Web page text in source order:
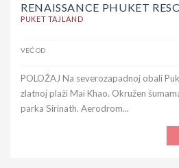
RENAISSANCE PHUKET
PUKET TAJLAND
VEĆ OD
POLOŽAJ Na severozapadnoj obali
zlatnoj plaži Mai Khao. Okružen
parka Sirinath. Aerodrom...